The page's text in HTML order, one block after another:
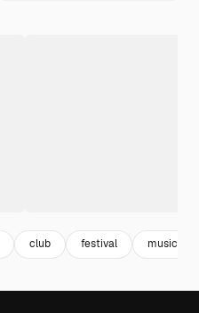
club festival musica